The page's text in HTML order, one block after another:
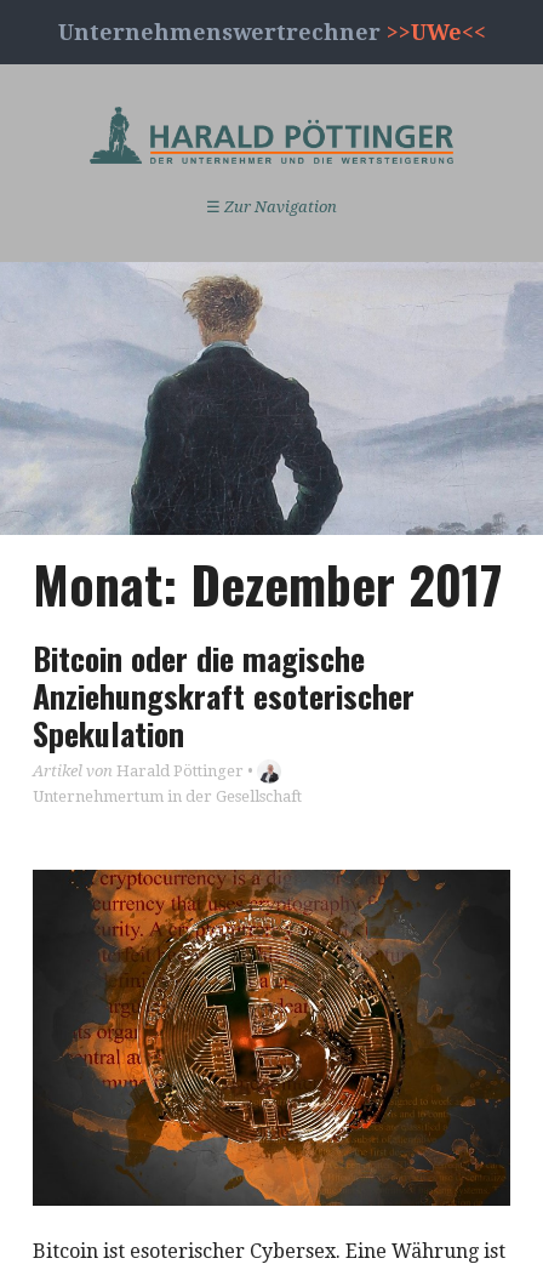
Unternehmenswertrechner >>UWe<<
☰ Zur Navigation
Monat: Dezember 2017
Bitcoin oder die magische
Anziehungskraft esoterischer
Spekulation
Artikel von Harald Pöttinger •
Unternehmertum in der Gesellschaft
Bitcoin ist esoterischer Cybersex. Eine Währung ist